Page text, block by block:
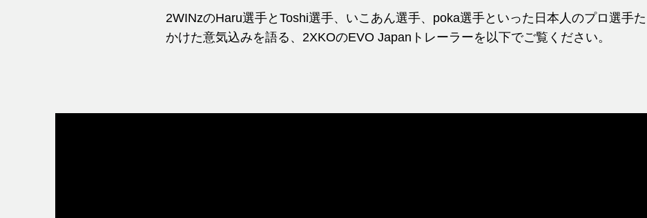
2WINzのHaru選手とToshi選手、いこあん選手、poka選手といった日本人のプロ選手
かけた意気込みを語る、2XKOのEVO Japanトレーラーを以下でご覧ください。